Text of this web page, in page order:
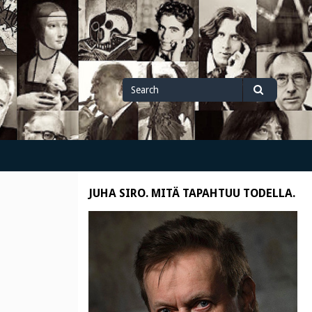
Search
for
Search
JUHA SIRO. MITÄ TAPAHTUU TODELLA.